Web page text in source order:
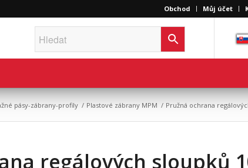
Obchod Můj účet
pásy-zábrany-profily / Plastové zábrany MPM / Pružná ochrana
regálových sloupků